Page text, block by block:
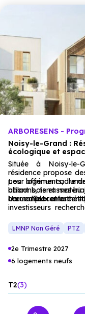
Financer
des avantages du
cas, frais de
énergétiques,
ARBORESENS -
Noisy-le-Grand :
écologique et
Située à Noisy-le-
résidence propose
pour offrir un cadre
alliant bois et
harmonieux et
Les logements,
balcons, terrasses
cœur d’îlot renforcent
Un emplacement
investisseurs
LMNP Non Géré PTZ
2e Trimestre 2027
6 logements neufs
T2 3